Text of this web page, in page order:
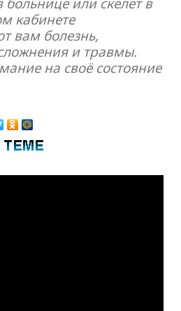
кабинете
вам болезнь,
и травмы.
на своё состояние